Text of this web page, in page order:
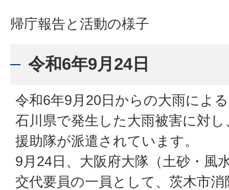
帰庁報告と活動の様子
令和6年9月24日
令和6年9月20日からの大雨によ
石川県で発生した大雨被害に対
援助隊が派遣されています。
9月24日、大阪府大隊（土砂・風
交代要員の一員として、茨木市